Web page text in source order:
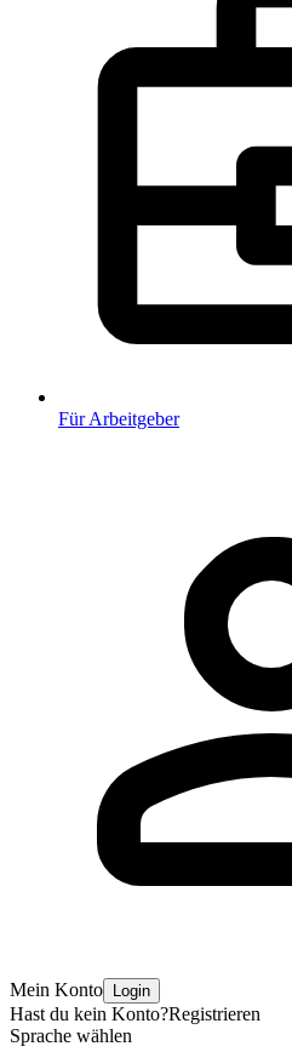
Für Arbeitgeber
Mein Konto Login
Hast du kein Konto?Registrieren
Sprache wählen